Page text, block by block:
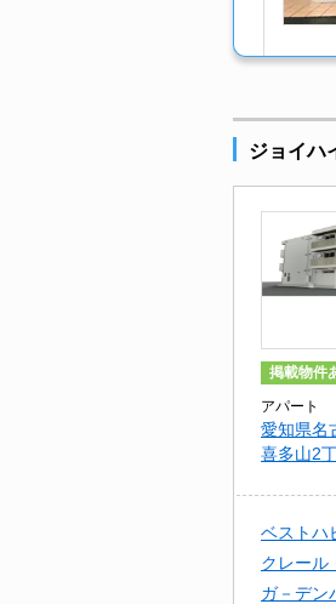
ジョイハ
掲載物件
アパート
愛知県名
喜多山2
ベストハ
クレール
ガ－デン